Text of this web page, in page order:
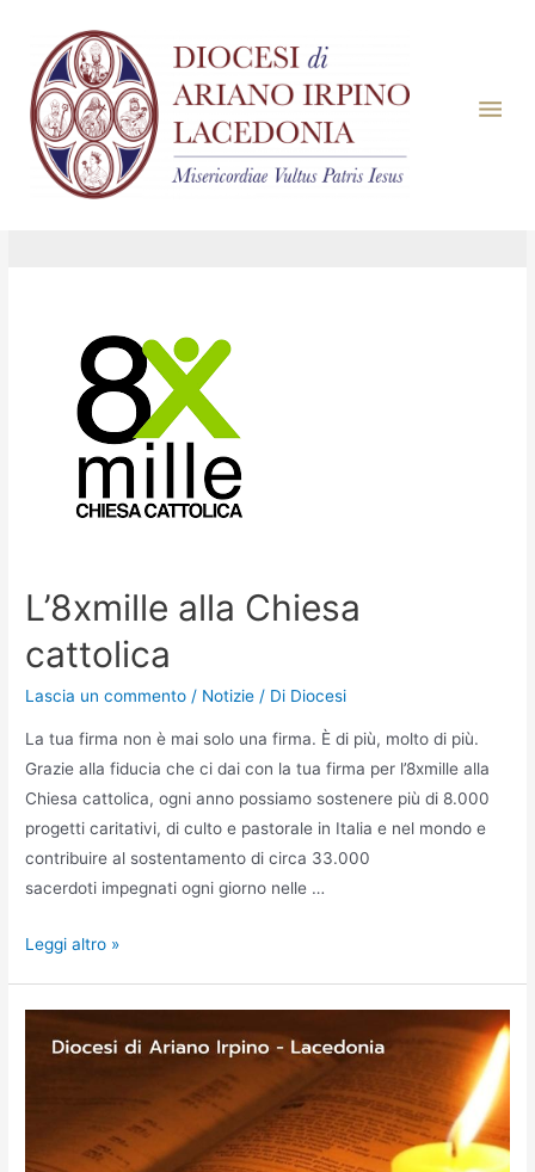
Giorno:25 Maggio
2022
L’8xmille alla Chiesa
cattolica
Lascia un commento / Notizie / Di Diocesi
La tua firma non è mai solo una firma. È di più, molto di più.
Grazie alla fiducia che ci dai con la tua firma per l’8xmille alla
Chiesa cattolica, ogni anno possiamo sostenere più di 8.000
progetti caritativi, di culto e pastorale in Italia e nel mondo e
contribuire al sostentamento di circa 33.000
sacerdoti impegnati ogni giorno nelle …
Leggi altro »